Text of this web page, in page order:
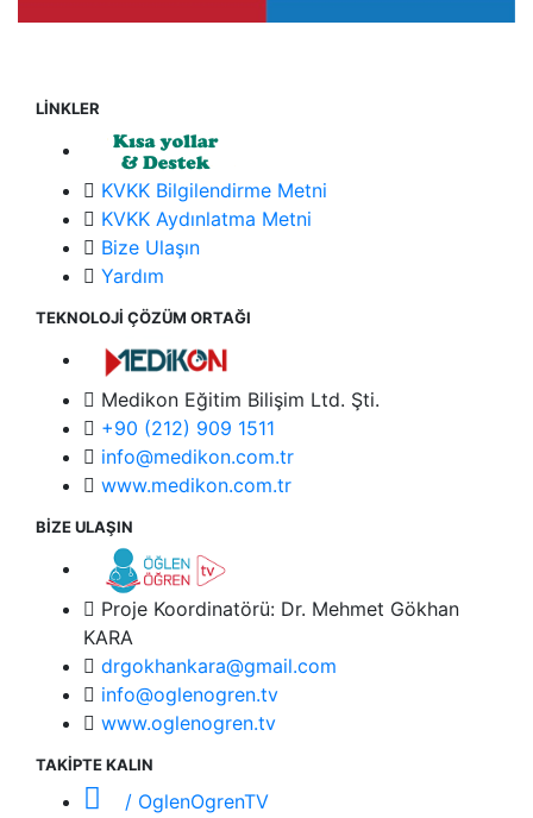
LİNKLER
KVKK Bilgilendirme Metni
KVKK Aydınlatma Metni
Bize Ulaşın
Yardım
TEKNOLOJİ ÇÖZÜM ORTAĞI
Medikon Eğitim Bilişim Ltd. Şti.
+90 (212) 909 1511
info@medikon.com.tr
www.medikon.com.tr
BİZE ULAŞIN
Proje Koordinatörü: Dr. Mehmet Gökhan
KARA
drgokhankara@gmail.com
info@oglenogren.tv
www.oglenogren.tv
TAKİPTE KALIN
/ OglenOgrenTV